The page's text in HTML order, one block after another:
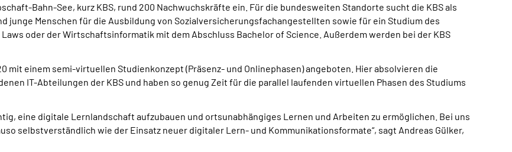
Bahn-See, kurz KBS, rund 200 Nachwuchskräfte ein. Für die bundesweiten Standorte sucht die KBS als
junge Menschen für die Ausbildung von Sozialversicherungsfachangestellten sowie für ein Studium des
oder der Wirtschaftsinformatik mit dem Abschluss Bachelor of Science. Außerdem werden bei der KBS
einem semi-virtuellen Studienkonzept (Präsenz- und Onlinephasen) angeboten. Hier absolvieren die
IT-Abteilungen der KBS und haben so genug Zeit für die parallel laufenden virtuellen Phasen des Studiums
eine digitale Lernlandschaft aufzubauen und ortsunabhängiges Lernen und Arbeiten zu ermöglichen. Bei uns
selbstverständlich wie der Einsatz neuer digitaler Lern- und Kommunikationsformate“, sagt Andreas Gülker,